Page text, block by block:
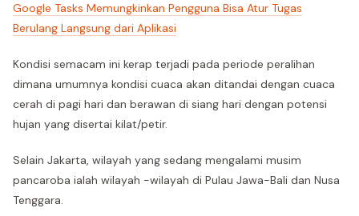
Google Tasks Memungkinkan Pengguna Bisa Atur Tugas
Berulang Langsung dari Aplikasi
Kondisi semacam ini kerap terjadi pada periode peralihan
dimana umumnya kondisi cuaca akan ditandai dengan cuaca
cerah di pagi hari dan berawan di siang hari dengan potensi
hujan yang disertai kilat/petir.
Selain Jakarta, wilayah yang sedang mengalami musim
pancaroba ialah wilayah -wilayah di Pulau Jawa-Bali dan Nusa
Tenggara.